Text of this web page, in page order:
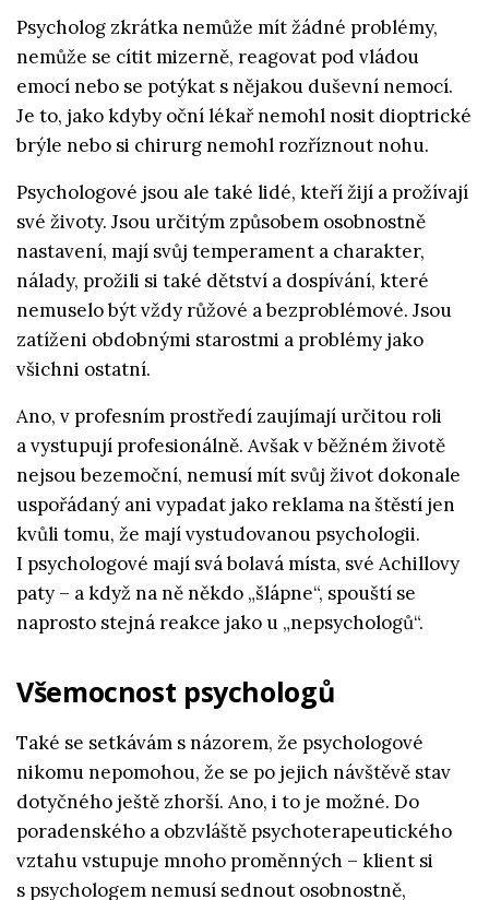
Psycholog zkrátka nemůže mít žádné problémy,
nemůže se cítit mizerně, reagovat pod vládou
emocí nebo se potýkat s nějakou duševní nemocí.
Je to, jako kdyby oční lékař nemohl nosit dioptrické
brýle nebo si chirurg nemohl rozříznout nohu.
Psychologové jsou ale také lidé, kteří žijí a prožívají
své životy. Jsou určitým způsobem osobnostně
nastavení, mají svůj temperament a charakter,
nálady, prožili si také dětství a dospívání, které
nemuselo být vždy růžové a bezproblémové. Jsou
zatíženi obdobnými starostmi a problémy jako
všichni ostatní.
Ano, v profesním prostředí zaujímají určitou roli
a vystupují profesionálně. Avšak v běžném životě
nejsou bezemoční, nemusí mít svůj život dokonale
uspořádaný ani vypadat jako reklama na štěstí jen
kvůli tomu, že mají vystudovanou psychologii.
I psychologové mají svá bolavá místa, své Achillovy
paty – a když na ně někdo „šlápne“, spouští se
naprosto stejná reakce jako u „nepsychologů“.
Všemocnost psychologů
Také se setkávám s názorem, že psychologové
nikomu nepomohou, že se po jejich návštěvě stav
dotyčného ještě zhorší. Ano, i to je možné. Do
poradenského a obzvláště psychoterapeutického
vztahu vstupuje mnoho proměnných – klient si
s psychologem nemusí sednout osobnostně,